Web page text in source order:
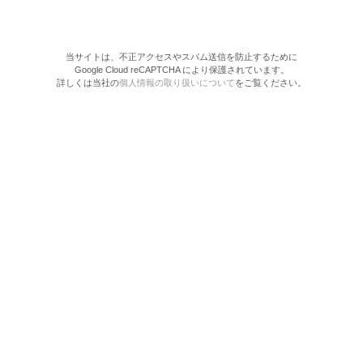
当サイトは、不正アクセスやスパム送信を防止するために
Google Cloud reCAPTCHA により保護されています。
詳しくは当社の個人情報の取り扱いについてをご覧ください。